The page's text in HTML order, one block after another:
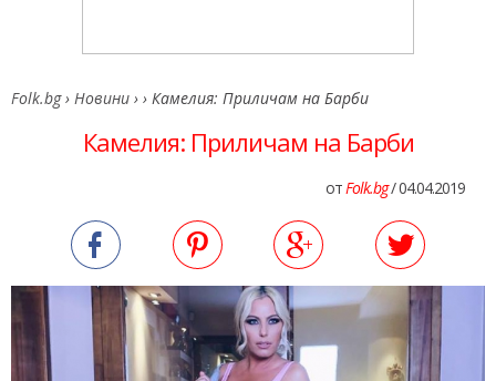
Folk.bg › Новини › › Камелия: Приличам на Барби
Камелия: Приличам на Барби
отFolk.bg/ 04.04.2019